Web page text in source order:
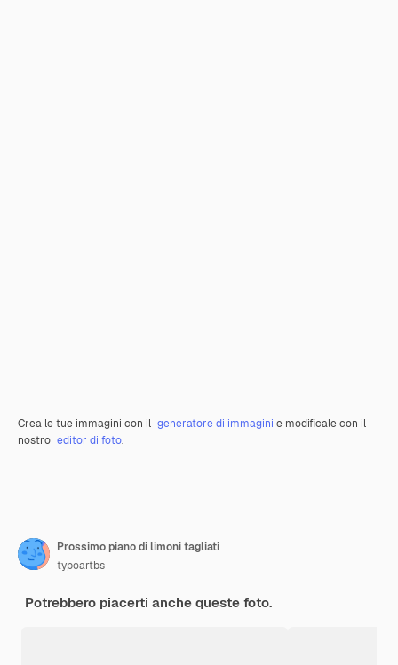
Crea le tue immagini con il generatore di immagini e modificale con il
nostro editor di foto.
Prossimo piano di limoni tagliati
typoartbs
Potrebbero piacerti anche queste foto.